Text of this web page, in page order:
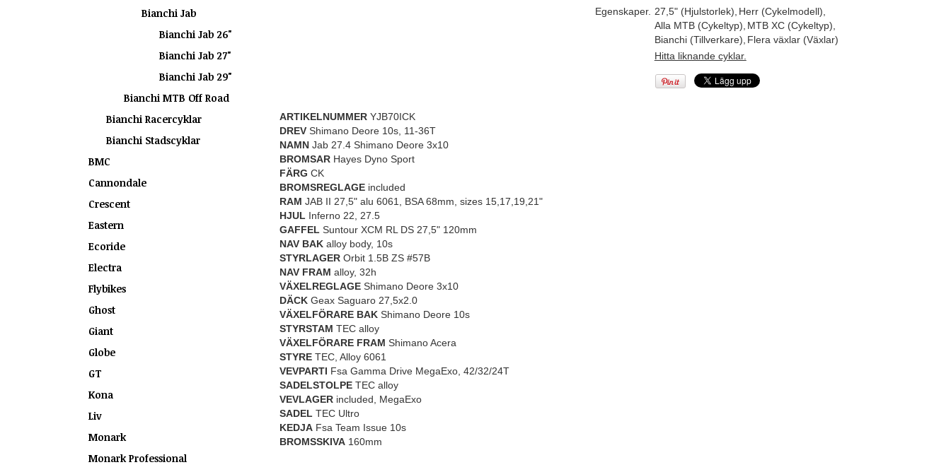
Bianchi Jab
Bianchi Jab 26"
Bianchi Jab 27"
Bianchi Jab 29"
Bianchi MTB Off Road
Bianchi Racercyklar
Bianchi Stadscyklar
BMC
Cannondale
Crescent
Eastern
Ecoride
Electra
Flybikes
Ghost
Giant
Globe
GT
Kona
Liv
Monark
Monark Professional
Egenskaper. 27,5" (Hjulstorlek) Herr (Cykelmodell)
Alla MTB (Cykeltyp) MTB XC (Cykeltyp)
Bianchi (Tillverkare) Flera växlar (Växlar)
Hitta liknande cyklar.
ARTIKELNUMMERYJB70ICK
DREVShimano Deore 10s, 11-36T
NAMNJab 27.4 Shimano Deore 3x10
BROMSARHayes Dyno Sport
FÄRG CK
BROMSREGLAGEincluded
RAM JAB II 27,5" alu 6061, BSA 68mm, sizes 15,17,19,21"
HJUL Inferno 22, 27.5
GAFFEL Suntour XCM RL DS 27,5" 120mm
NAV BAKalloy body, 10s
STYRLAGEROrbit 1.5B ZS #57B
NAV FRAM alloy, 32h
VÄXELREGLAGEShimano Deore 3x10
DÄCKGeax Saguaro 27,5x2.0
VÄXELFÖRARE BAKShimano Deore 10s
STYRSTAM TEC alloy
VÄXELFÖRARE FRAM Shimano Acera
STYRETEC, Alloy 6061
VEVPARTI Fsa Gamma Drive MegaExo, 42/32/24T
SADELSTOLPETEC alloy
VEVLAGERincluded, MegaExo
SADEL TEC Ultro
KEDJAFsa Team Issue 10s
BROMSSKIVA160mm